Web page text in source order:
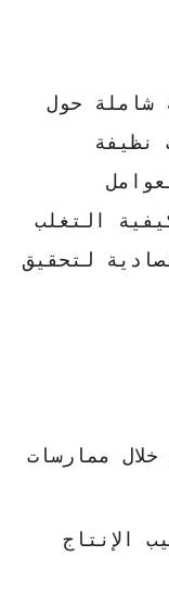
شاملة حول
نظيفة
التغلب
لتحقيق
ممارسات
الإنتاج